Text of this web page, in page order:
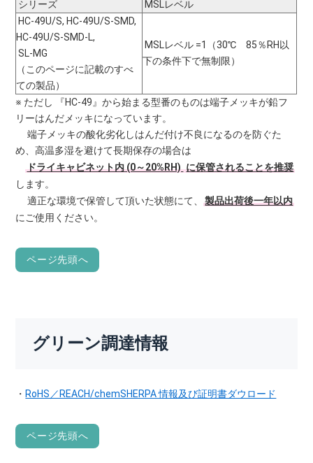
シリーズ
MSLレベル
HC-49U/S, HC-49U/S-SMD,
HC-49U/S-SMD-L,
SL-MG
（このページに記載のすべ
ての製品）
MSLレベル =1（30℃ 85％RH以
下の条件下で無制限）
※ ただし 『HC-49』から始まる型番のものは端子メッキが鉛フ
リーはんだメッキになっています。
端子メッキの酸化劣化しはんだ付け不良になるのを防ぐた
め、高温多湿を避けて長期保存の場合は
ドライキャビネット内 (0～20%RH) に保管されることを推奨
します。
適正な環境で保管して頂いた状態にて、製品出荷後一年以内
にご使用ください。
ページ先頭へ
グリーン調達情報
・ RoHS／REACH/chemSHERPA 情報及び証明書ダウロード
ページ先頭へ